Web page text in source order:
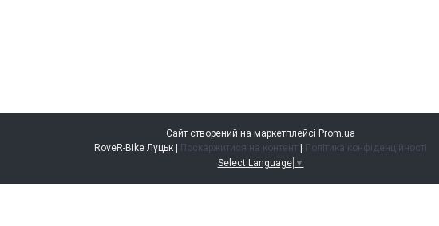
Сайт створений на маркетплейсі Prom.ua
Поскаржитися на контент
Політика конфіденційності
Select Language ▼